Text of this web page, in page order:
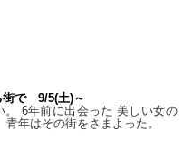
街で 9/5(土)～
。 6年前に出会った 美しい女の
青年はその街をさまよった。